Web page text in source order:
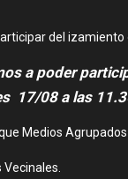
del
a poder
17/08 a las
Medios